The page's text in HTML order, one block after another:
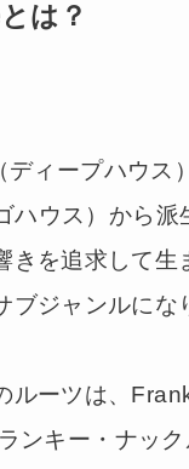
は？
ィープハウス
ハウス）から派
きを追求して生
ブジャンルにな
ルーツは、
ンキー・ナッ